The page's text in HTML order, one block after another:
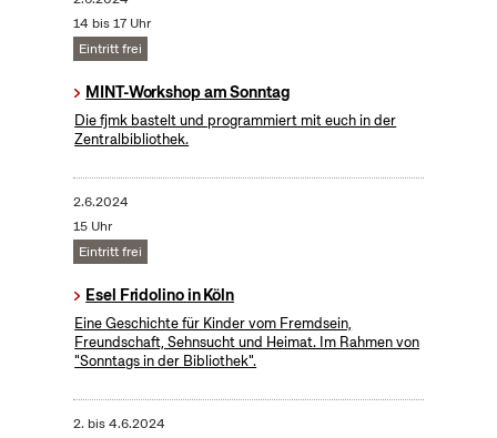
14 bis 17 Uhr
Eintritt frei
MINT-Workshop am Sonntag
Die fjmk bastelt und programmiert mit euch in der
Zentralbibliothek.
2.6.2024
15 Uhr
Eintritt frei
Esel Fridolino in Köln
Eine Geschichte für Kinder vom Fremdsein,
Freundschaft, Sehnsucht und Heimat. Im Rahmen von
"Sonntags in der Bibliothek".
2. bis4.6.2024